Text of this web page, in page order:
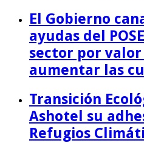
El Gobierno
ayudas del
sector por valor
aumentar las
Transición
Ashotel su
Refugios